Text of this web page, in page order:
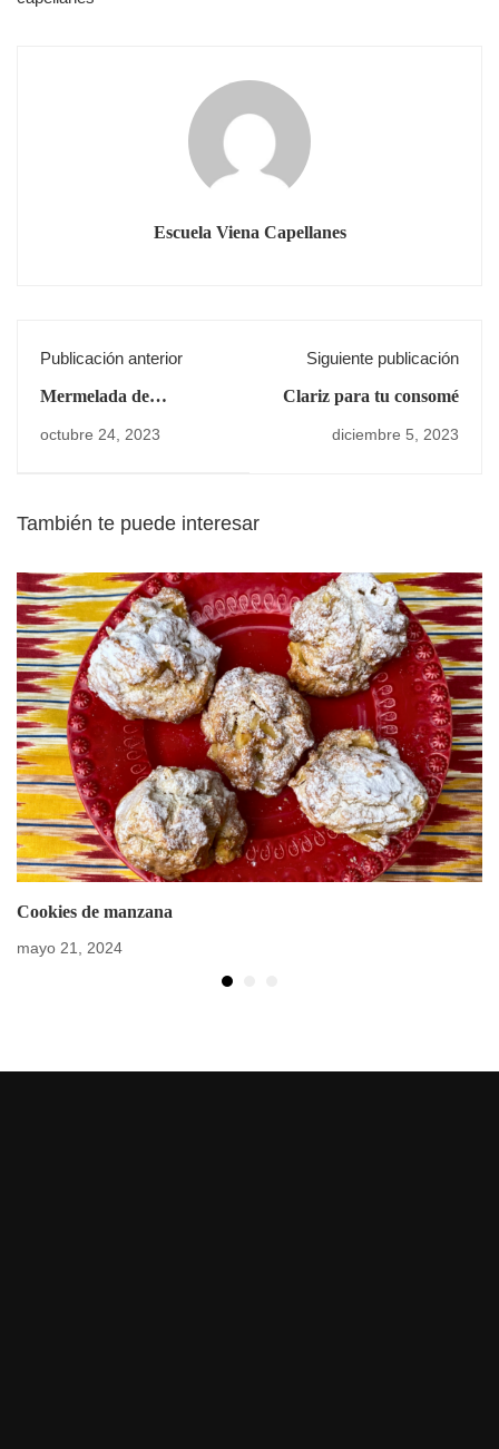
Escuela Viena Capellanes
Publicación anterior
Mermelada de
octubre 24, 2023
Siguiente publicación
Clariz para tu consomé
diciembre 5, 2023
También te puede interesar
Cookies de manzana
mayo 21, 2024